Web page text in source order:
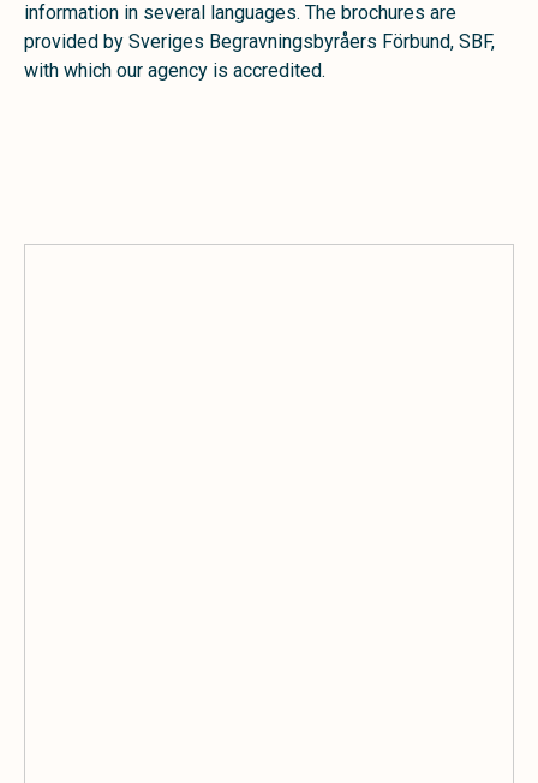
information in several languages. The brochures are
provided by Sveriges Begravningsbyråers Förbund, SBF,
with which our agency is accredited.